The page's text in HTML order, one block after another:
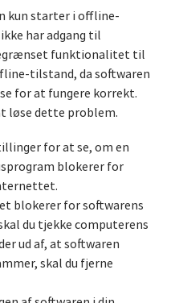
kun starter i offline-
har adgang til
funktionalitet til
tilstand, da softwaren
for at fungere korrekt.
løse dette problem.
for at se, om en
blokerer for
blokerer for softwarens
du tjekke computerens
ud af, at softwaren
skal du fjerne